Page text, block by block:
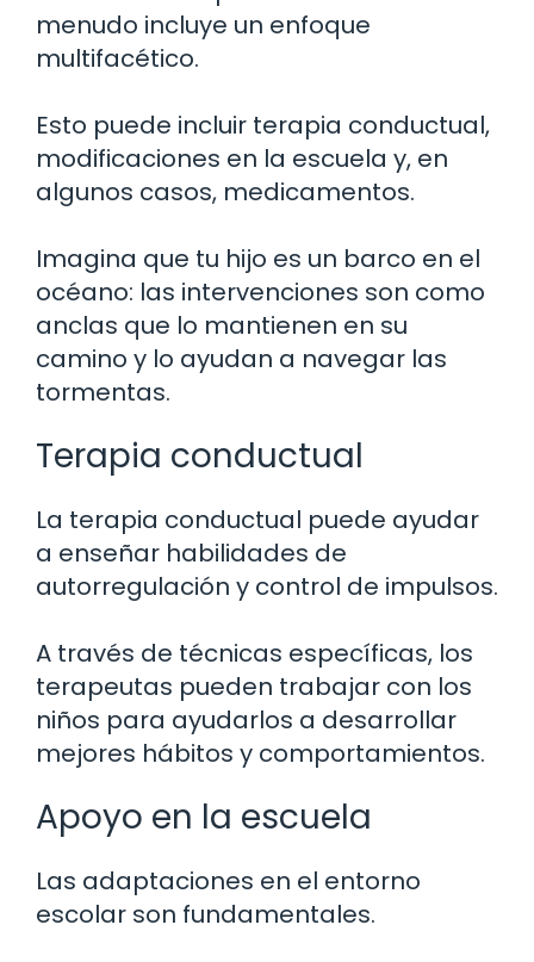
menudo incluye un enfoque
multifacético.
Esto puede incluir terapia conductual,
modificaciones en la escuela y, en
algunos casos, medicamentos.
Imagina que tu hijo es un barco en el
océano: las intervenciones son como
anclas que lo mantienen en su
camino y lo ayudan a navegar las
tormentas.
Terapia conductual
La terapia conductual puede ayudar
a enseñar habilidades de
autorregulación y control de impulsos.
A través de técnicas específicas, los
terapeutas pueden trabajar con los
niños para ayudarlos a desarrollar
mejores hábitos y comportamientos.
Apoyo en la escuela
Las adaptaciones en el entorno
escolar son fundamentales.